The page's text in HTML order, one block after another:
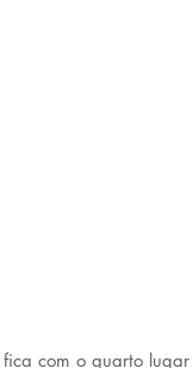
com o quarto